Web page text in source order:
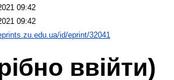
09:42
09:42
id/eprint/32041
ввійти)